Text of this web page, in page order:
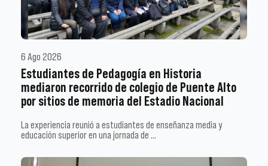
6 Ago 2026
Estudiantes de Pedagogía en Historia
mediaron recorrido de colegio de Puente Alto
por sitios de memoria del Estadio Nacional
La experiencia reunió a estudiantes de enseñanza media y
educación superior en una jornada de …